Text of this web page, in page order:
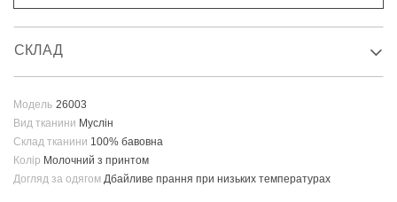
СКЛАД
Модель 26003
Вид тканини Муслін
Склад тканини 100% бавовна
Колір Молочний з принтом
Догляд за одягом Дбайливе прання при низьких температурах